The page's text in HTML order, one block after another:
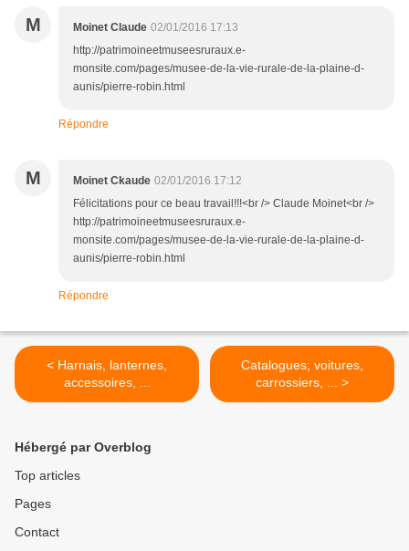
M Moinet Claude 02/01/2016 17:13
http://patrimoineetmuseesruraux.e-
monsite.com/pages/musee-de-la-vie-rurale-de-la-plaine-d-
aunis/pierre-robin.html
Répondre
M Moinet Ckaude 02/01/2016 17:12
Félicitations pour ce beau travail!!!<br /> Claude Moinet<br />
http://patrimoineetmuseesruraux.e-
monsite.com/pages/musee-de-la-vie-rurale-de-la-plaine-d-
aunis/pierre-robin.html
Répondre
< Harnais, lanternes,
accessoires, ...
Catalogues; voitures,
carrossiers, ... >
Hébergé par Overblog
Top articles
Pages
Contact